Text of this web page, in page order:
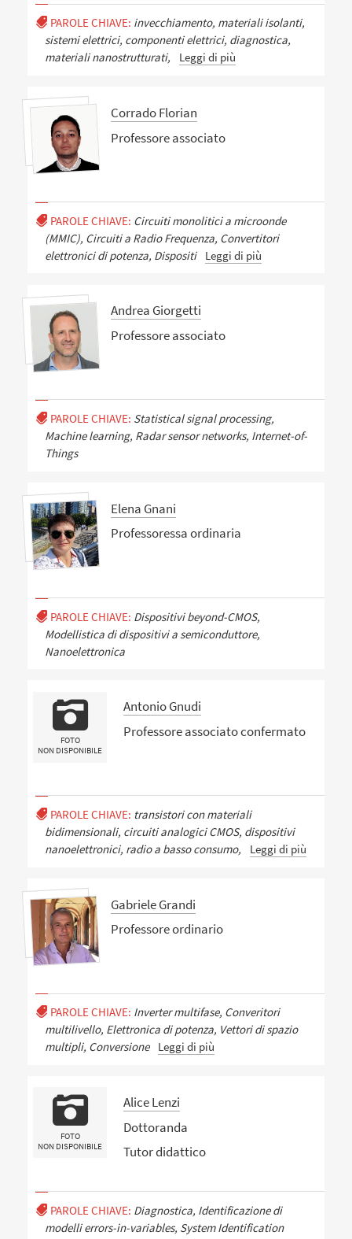
PAROLE CHIAVE: invecchiamento, materiali isolanti,
sistemi elettrici, componenti elettrici, diagnostica,
materiali nanostrutturati,
Leggi di più
Corrado Florian
Professore associato
PAROLE CHIAVE: Circuiti monolitici a microonde
(MMIC), Circuiti a Radio Frequenza, Convertitori
elettronici di potenza, Dispositi
Leggi di più
Andrea Giorgetti
Professore associato
PAROLE CHIAVE: Statistical signal processing,
Machine learning, Radar sensor networks, Internet-of-
Things
Elena Gnani
Professoressa ordinaria
PAROLE CHIAVE: Dispositivi beyond-CMOS,
Modellistica di dispositivi a semiconduttore,
Nanoelettronica
FOTO
NON DISPONIBILE
Antonio Gnudi
Professore associato confermato
PAROLE CHIAVE: transistori con materiali
bidimensionali, circuiti analogici CMOS, dispositivi
nanoelettronici, radio a basso consumo,
Leggi di più
Gabriele Grandi
Professore ordinario
PAROLE CHIAVE: Inverter multifase, Converitori
multilivello, Elettronica di potenza, Vettori di spazio
multipli, Conversione
Leggi di più
FOTO
NON DISPONIBILE
Alice Lenzi
Dottoranda
Tutor didattico
PAROLE CHIAVE: Diagnostica, Identificazione di
modelli errors-in-variables, System Identification